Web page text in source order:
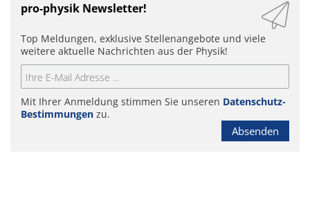
pro-physik Newsletter!
Top Meldungen, exklusive Stellenangebote und viele
weitere aktuelle Nachrichten aus der Physik!
Mit Ihrer Anmeldung stimmen Sie unseren Datenschutz-
Bestimmungen zu.
Absenden